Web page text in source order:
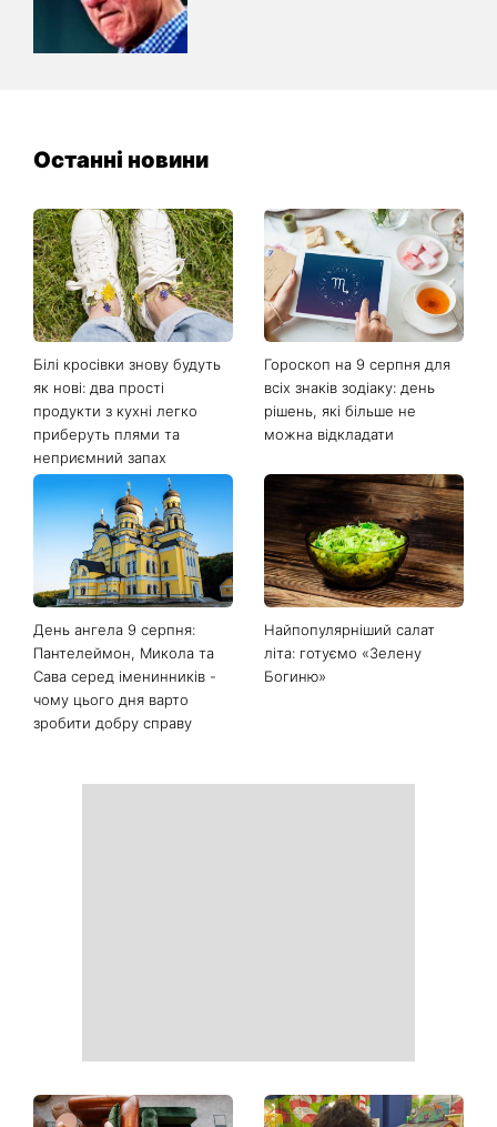
Останні новини
Білі кросівки знову будуть
як нові: два прості
продукти з кухні легко
приберуть плями та
неприємний запах
Гороскоп на 9 серпня для
всіх знаків зодіаку: день
рішень, які більше не
можна відкладати
День ангела 9 серпня:
Пантелеймон, Микола та
Сава серед іменинників -
чому цього дня варто
зробити добру справу
Найпопулярніший салат
літа: готуємо «Зелену
Богиню»